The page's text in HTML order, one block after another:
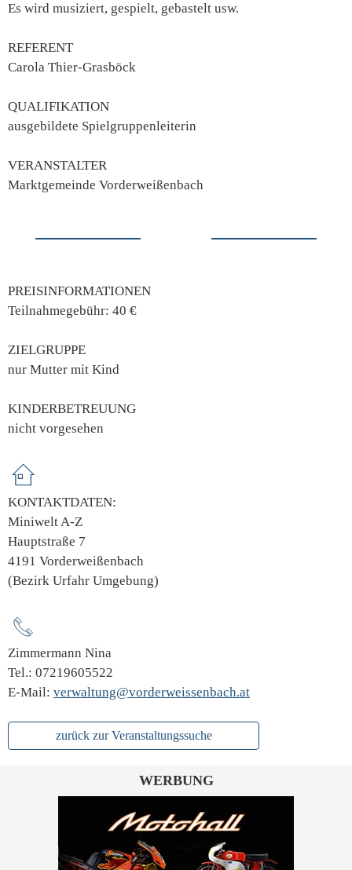
Es wird musiziert, gespielt, gebastelt usw.
REFERENT
Carola Thier-Grasböck
QUALIFIKATION
ausgebildete Spielgruppenleiterin
VERANSTALTER
Marktgemeinde Vorderweißenbach
PREISINFORMATIONEN
Teilnahmegebühr: 40 €
ZIELGRUPPE
nur Mutter mit Kind
KINDERBETREUUNG
nicht vorgesehen
KONTAKTDATEN:
Miniwelt A-Z
Hauptstraße 7
4191 Vorderweißenbach
(Bezirk Urfahr Umgebung)
Zimmermann Nina
Tel.: 07219605522
E-Mail: verwaltung@vorderweissenbach.at
zurück zur Veranstaltungssuche
WERBUNG